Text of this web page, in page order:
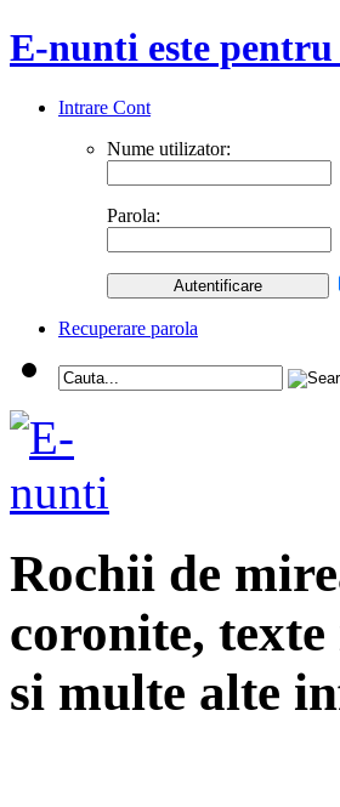
E-nunti este
Intrare Cont
Nume utilizator:
Parola:
Recuperare parola
Rochii de
coronite,
si multe alte